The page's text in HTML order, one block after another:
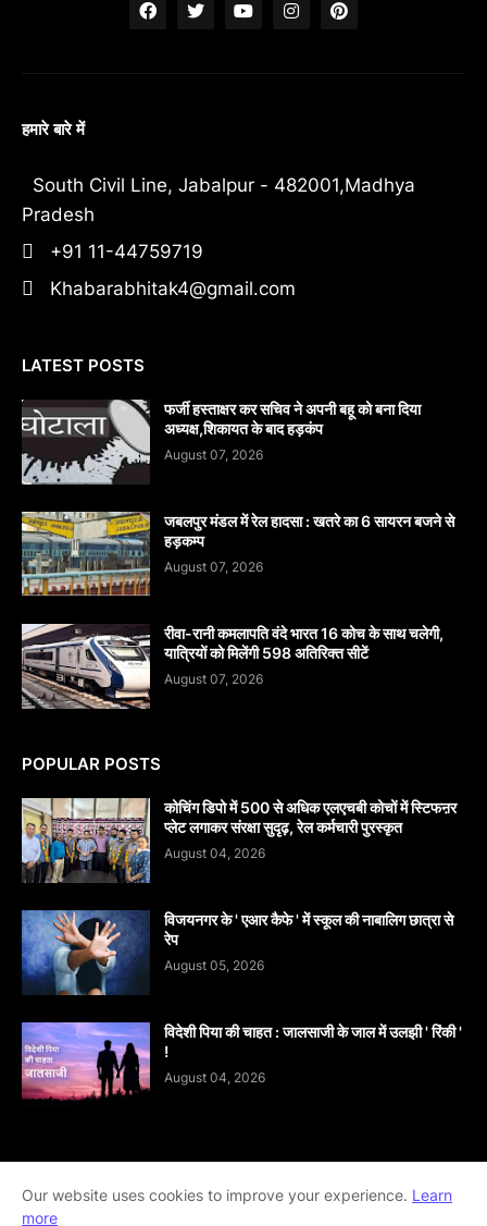
हमारे बारे में
South Civil Line, Jabalpur - 482001,Madhya
Pradesh
+91 11-44759719
Khabarabhitak4@gmail.com
LATEST POSTS
फर्जी हस्ताक्षर कर सचिव ने अपनी बहू को बना दिया
अध्यक्ष,शिकायत के बाद हड़कंप
August 07, 2026
जबलपुर मंडल में रेल हादसा : खतरे का 6 सायरन बजने से
हड़कम्प
August 07, 2026
रीवा-रानी कमलापति वंदे भारत 16 कोच के साथ चलेगी,
यात्रियों को मिलेंगी 598 अतिरिक्त सीटें
August 07, 2026
POPULAR POSTS
कोचिंग डिपो में 500 से अधिक एलएचबी कोचों में स्टिफऩर
प्लेट लगाकर संरक्षा सुदृढ़, रेल कर्मचारी पुरस्कृत
August 04, 2026
विजयनगर के ' एआर कैफे ' में स्कूल की नाबालिग छात्रा से
रेप
August 05, 2026
विदेशी पिया की चाहत : जालसाजी के जाल में उलझी ' रिंकी '
!
August 04, 2026
Home About contact-us
Disclaimer
Our website uses cookies to improve your experience. Learn
more